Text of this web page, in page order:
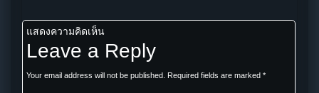
แสดงความคิดเห็น
Leave a Reply
Your email address will not be published. Required fields are marked *